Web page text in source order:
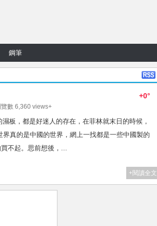
鋼筆
+0°
覽數 6,360 views+
板，都是好迷人的存在，在菲林就末日的時候，
真的是中國的世界，網上一找都是一些中國製的
不起。思前想後，...
+閱讀全文